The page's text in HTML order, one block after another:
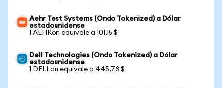
Aehr Test Systems (Ondo Tokenized) a Dólar
estadounidense
1 AEHRon equivale a 101,15 $
Dell Technologies (Ondo Tokenized) a Dólar
estadounidense
1 DELLon equivale a 445,78 $